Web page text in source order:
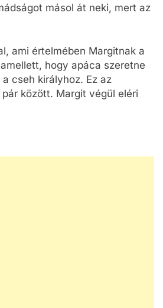
másol át neki, mert az
ami értelmében Margitnak a
hogy apáca szeretne
cseh királyhoz. Ez az
között. Margit végül eléri